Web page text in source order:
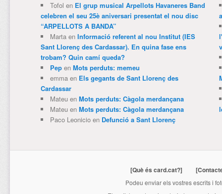
Tofol en El grup musical Arpellots Havaneres Band
celebren el seu 25è aniversari presentat el nou disc
“ARPELLOTS A BANDA”
Martaen Informació referent al nou Institut (IES
Sant Llorenç des Cardassar). En quina fase ens
trobam? Quin camí queda?
Pepen Mots perduts: memeu
emmaen Els gegants de Sant Llorenç des
Cardassar
Mateuen Mots perduts: Càgola merdançana
Mateuen Mots perduts: Càgola merdançana
Paco Leonicioen Defunció a Sant Llorenç
[Què és card.cat?]
Podeu enviar els vostres escrits i